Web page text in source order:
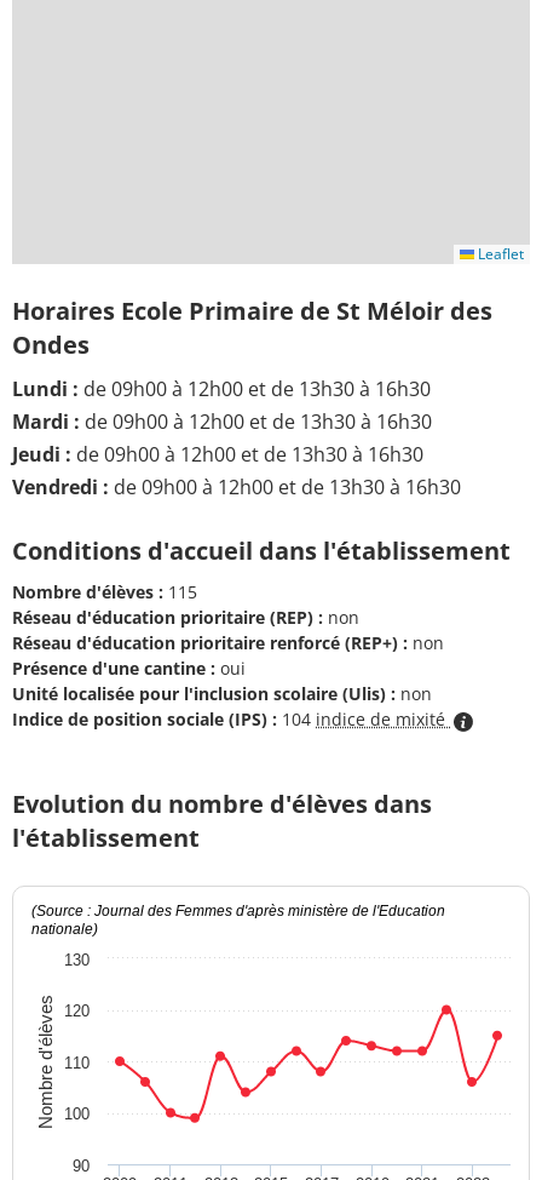
Leaflet
Horaires Ecole Primaire de St Méloir des
Ondes
Lundi : de 09h00 à 12h00 et de 13h30 à 16h30
Mardi : de 09h00 à 12h00 et de 13h30 à 16h30
Jeudi : de 09h00 à 12h00 et de 13h30 à 16h30
Vendredi : de 09h00 à 12h00 et de 13h30 à 16h30
Conditions d'accueil dans l'établissement
Nombre d'élèves : 115
Réseau d'éducation prioritaire (REP) : non
Réseau d'éducation prioritaire renforcé (REP+) : non
Présence d'une cantine : oui
Unité localisée pour l'inclusion scolaire (Ulis) : non
Indice de position sociale (IPS) : 104 indice de mixité
Evolution du nombre d'élèves dans
l'établissement
Nombre d'élèves
(Source : Journal des Femmes d'après ministère de l'Education
nationale)
90
100
110
120
130